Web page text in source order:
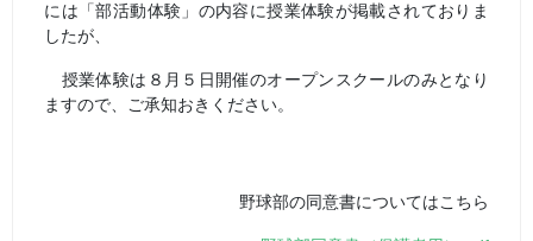
には「部活動体験」の内容に授業体験が掲載されておりま
したが、
授業体験は８月５日開催のオープンスクールのみとなり
ますので、ご承知おきください。
野球部の同意書についてはこちら